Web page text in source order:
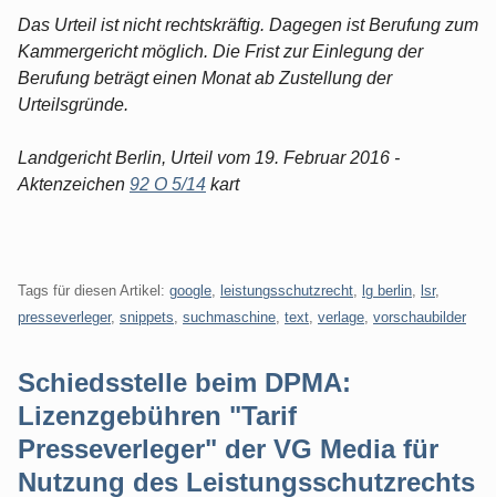
Das Urteil ist nicht rechtskräftig. Dagegen ist Berufung zum
Kammergericht möglich. Die Frist zur Einlegung der
Berufung beträgt einen Monat ab Zustellung der
Urteilsgründe.
Landgericht Berlin, Urteil vom 19. Februar 2016 -
Aktenzeichen 92 O 5/14 kart
Tags für diesen Artikel: google leistungsschutzrecht lg berlin lsr,
presseverleger, snippets suchmaschine text verlage vorschaubilder
Schiedsstelle beim DPMA:
Lizenzgebühren "Tarif
Presseverleger" der VG Media für
Nutzung des Leistungsschutzrechts